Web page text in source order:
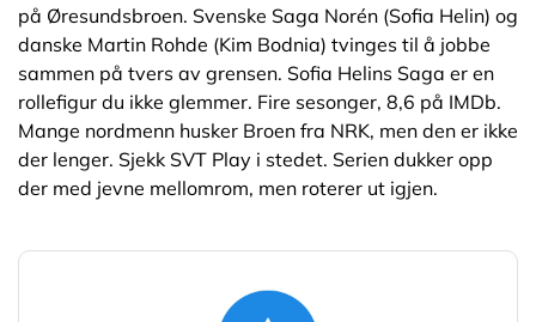
på Øresundsbroen. Svenske Saga Norén (Sofia Helin) og
danske Martin Rohde (Kim Bodnia) tvinges til å jobbe
sammen på tvers av grensen. Sofia Helins Saga er en
rollefigur du ikke glemmer. Fire sesonger, 8,6 på IMDb.
Mange nordmenn husker Broen fra NRK, men den er ikke
der lenger. Sjekk SVT Play i stedet. Serien dukker opp
der med jevne mellomrom, men roterer ut igjen.